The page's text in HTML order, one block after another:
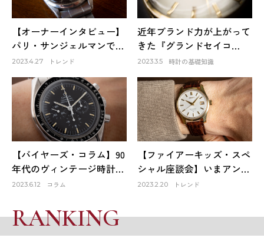
【オーナーインタビュー】
パリ・サンジェルマンで出
会ったロレックスは生涯1
本だけのお気に入り～
HACHIYAクリエイティブデ
ィレクター 蜂谷雅彦
2023.4.27 トレンド
近年ブランド力が上がって
きた『グランドセイコ
ー』。そのファーストモデ
ルは品質も良く、日本の誇
りでもある！
2023.3.5 時計の基礎知識
【バイヤーズ・コラム】90
年代のヴィンテージ時計が
オススメな理由
2023.6.12 コラム
【ファイアーキッズ・スペ
シャル座談会】いまアンテ
ィーク時計市場はどうなっ
2023.2.20 トレンド
RANKING